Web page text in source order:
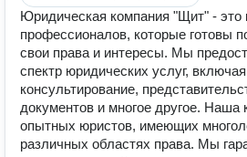
Юридическая компания "Щит" - это
профессионалов, которые готовы
свои права и интересы. Мы
спектр юридических услуг,
консультирование,
документов и многое другое. Наша
опытных юристов, имеющих
различных областях права. Мы